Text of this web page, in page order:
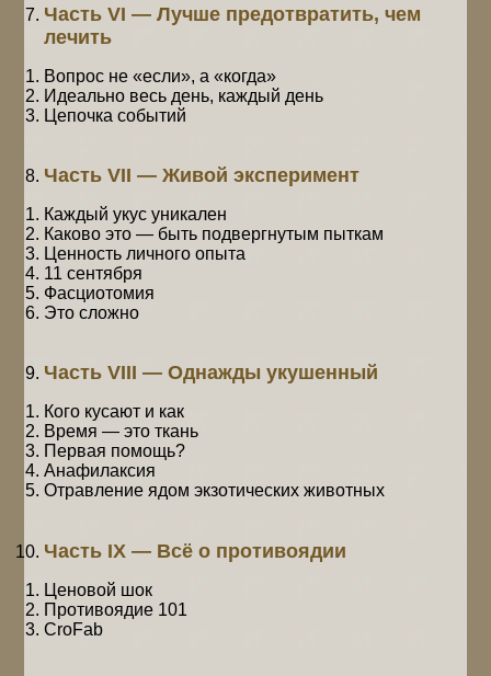
Часть VI — Лучше предотвратить, чем
лечить
Вопрос не «если», а «когда»
Идеально весь день, каждый день
Цепочка событий
Часть VII — Живой эксперимент
Каждый укус уникален
Каково это — быть подвергнутым пыткам
Ценность личного опыта
11 сентября
Фасциотомия
Это сложно
Часть VIII — Однажды укушенный
Кого кусают и как
Время — это ткань
Первая помощь?
Анафилаксия
Отравление ядом экзотических животных
Часть IX — Всё о противоядии
Ценовой шок
Противоядие 101
CroFab